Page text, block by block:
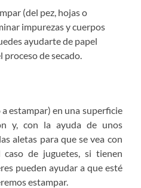
(del pez, hojas o
impurezas y cuerpos
ayudarte de papel
de secado.
estampar) en una superficie
y, con la ayuda de unos
aletas para que se vea con
de juguetes, si tienen
pueden ayudar a que esté
estampar.